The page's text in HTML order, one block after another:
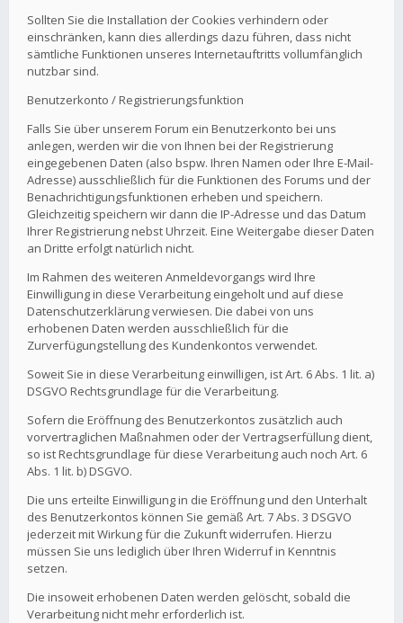
Sollten Sie die Installation der Cookies verhindern oder
einschränken, kann dies allerdings dazu führen, dass nicht
sämtliche Funktionen unseres Internetauftritts vollumfänglich
nutzbar sind.
Benutzerkonto / Registrierungsfunktion
Falls Sie über unserem Forum ein Benutzerkonto bei uns
anlegen, werden wir die von Ihnen bei der Registrierung
eingegebenen Daten (also bspw. Ihren Namen oder Ihre E-Mail-
Adresse) ausschließlich für die Funktionen des Forums und der
Benachrichtigungsfunktionen erheben und speichern.
Gleichzeitig speichern wir dann die IP-Adresse und das Datum
Ihrer Registrierung nebst Uhrzeit. Eine Weitergabe dieser Daten
an Dritte erfolgt natürlich nicht.
Im Rahmen des weiteren Anmeldevorgangs wird Ihre
Einwilligung in diese Verarbeitung eingeholt und auf diese
Datenschutzerklärung verwiesen. Die dabei von uns
erhobenen Daten werden ausschließlich für die
Zurverfügungstellung des Kundenkontos verwendet.
Soweit Sie in diese Verarbeitung einwilligen, ist Art. 6 Abs. 1 lit. a)
DSGVO Rechtsgrundlage für die Verarbeitung.
Sofern die Eröffnung des Benutzerkontos zusätzlich auch
vorvertraglichen Maßnahmen oder der Vertragserfüllung dient,
so ist Rechtsgrundlage für diese Verarbeitung auch noch Art. 6
Abs. 1 lit. b) DSGVO.
Die uns erteilte Einwilligung in die Eröffnung und den Unterhalt
des Benutzerkontos können Sie gemäß Art. 7 Abs. 3 DSGVO
jederzeit mit Wirkung für die Zukunft widerrufen. Hierzu
müssen Sie uns lediglich über Ihren Widerruf in Kenntnis
setzen.
Die insoweit erhobenen Daten werden gelöscht, sobald die
Verarbeitung nicht mehr erforderlich ist.